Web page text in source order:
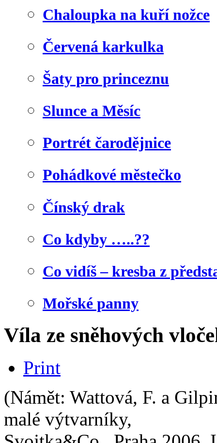
Chaloupka na kuří nožce
Červená karkulka
Šaty pro princeznu
Slunce a Měsíc
Portrét čarodějnice
Pohádkové městečko
Čínský drak
Co kdyby …..??
Co vidíš – kresba z
Mořské panny
Víla ze sněhových
Print
(Námět: Wattová, F. a
malé výtvarníky,